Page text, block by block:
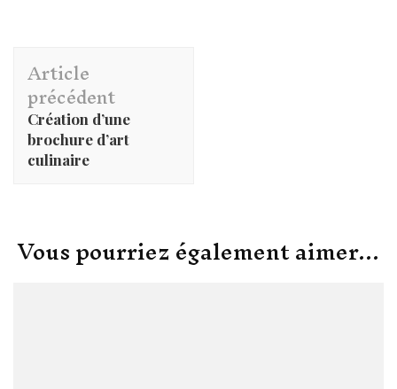
Navigation
d'article
Article
précédent
Création d’une
brochure d’art
culinaire
Vous pourriez également aimer...